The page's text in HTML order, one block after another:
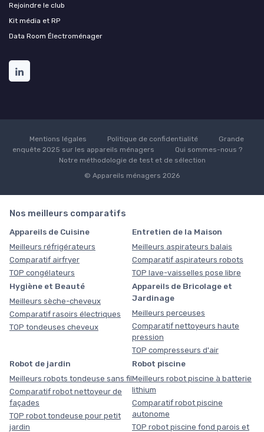
Rejoindre le club
Kit média et RP
Data Room Électroménager
Mentions légales Politique de confidentialité
Grande
enquête 2025 sur les appareils ménagers
Qui sommes-nous ?
Notre méthodologie de test et de sélection
© Appareils ménagers 2026
Nos meilleurs comparatifs
Appareils de Cuisine
Meilleurs réfrigérateurs
Comparatif airfryer
TOP congélateurs
Entretien de la Maison
Meilleurs aspirateurs balais
Comparatif aspirateurs robots
TOP lave-vaisselles pose libre
Hygiène et Beauté
Meilleurs sèche-cheveux
Comparatif rasoirs électriques
TOP tondeuses cheveux
Appareils de Bricolage et
Jardinage
Meilleurs perceuses
Comparatif nettoyeurs haute
pression
TOP compresseurs d'air
Robot de jardin
Meilleurs robots tondeuse sans fil
Comparatif robot nettoyeur de
façades
TOP robot tondeuse pour petit
jardin
Robot piscine
Meilleurs robot piscine à batterie
lithium
Comparatif robot piscine
autonome
TOP robot piscine fond parois et